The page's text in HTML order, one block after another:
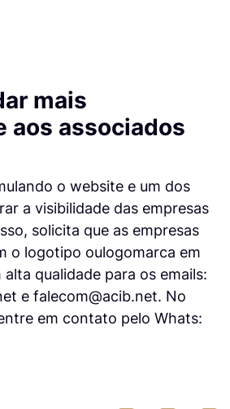
mais
aos associados
o website e um dos
a visibilidade das empresas
solicita que as empresas
o logotipo oulogomarca em
qualidade para os emails:
e falecom@acib.net. No
em contato pelo Whats: